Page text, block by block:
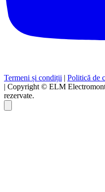
Termeni și condiții | Politică de
| Copyright © ELM
rezervate.